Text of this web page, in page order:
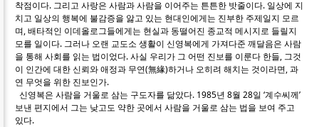
착점이다. 그리고 사랑은 사람과 사람을 이어주는 튼튼한 밧줄이다. 일상에 지
치고 일상의 행복에 불감증을 앓고 있는 현대인에게는 진부한 주제일지 모르
며, 배타적인 이데올로그들에게는 현실과 동떨어진 종교적 메시지로 들릴지
모를 일이다. 그러나 오랜 교도소 생활이 신영복에게 가져다준 깨달음은 사람
을 통해 사회를 읽는 법이었다. 사실 우리가 그 어떤 진보를 이룬다 한들, 그것
이 인간에 대한 신뢰와 애정과 무연(無緣)하거나 오히려 해치는 것이라면, 과
연 무엇을 위한 진보인가.
신영복은 사람을 거울로 삼는 구도자를 닮았다. 1985년 8월 28일 ‘계수씨께’
보낸 편지에서 그는 낮고도 약한 곳에서 사람을 거울로 삼는 법을 보여 주고
있다.